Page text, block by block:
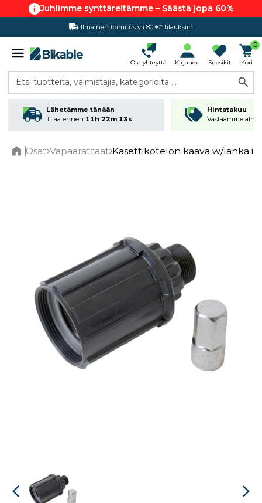
Juhlimme synttäreitämme – Säästä jopa 60%
Ilmainen toimitus yli 80 €* tilauksiin
Hintatakuu
Ota yhteyttä Kirjaudu Suosikit
0
Kori
Etsi tuotteita, valmistajia, kategorioita ...
Lähetämme tänään
Tilaa ennen 11h 22m 13s
Hintatakuu
Vastaamme
Osat Vapaarattaat Kasettikotelon kaava w/lanka